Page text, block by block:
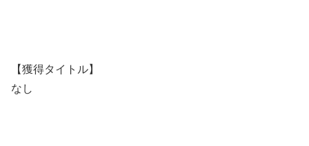
【獲得タイトル】
なし